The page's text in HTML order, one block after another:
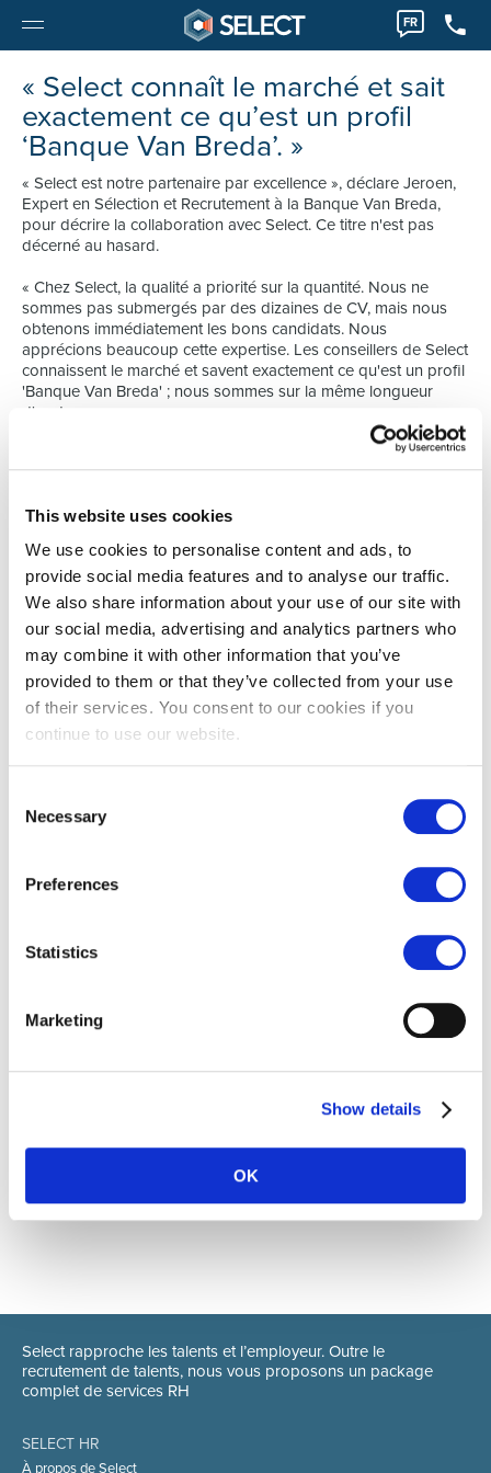
This website uses cookies
We use cookies to personalise content and ads, to
provide social media features and to analyse our traffic.
We also share information about your use of our site with
our social media, advertising and analytics partners who
may combine it with other information that you’ve
provided to them or that they’ve collected from your use
of their services. You consent to our cookies if you
continue to use our website.
Selection
Necessary
Preferences
Statistics
Marketing
Show details
OK
FR
« Select connaît le marché et sait
exactement ce qu’est un profil
‘Banque Van Breda’. »
« Select est notre partenaire par excellence », déclare Jeroen,
Expert en Sélection et Recrutement à la Banque Van Breda,
pour décrire la collaboration avec Select. Ce titre n'est pas
décerné au hasard.
« Chez Select, la qualité a priorité sur la quantité. Nous ne
sommes pas submergés par des dizaines de CV, mais nous
obtenons immédiatement les bons candidats. Nous
apprécions beaucoup cette expertise. Les conseillers de Select
connaissent le marché et savent exactement ce qu'est un profil
'Banque Van Breda' ; nous sommes sur la même longueur
d'onde. »
« Ceci n'est possible que grâce à un feed-back continu.
mise à jour. Notre communication est très ouverte et
lacunes ? Je peux immédiatement me renseigner. Et à l'inverse,
nous communiquons aussi nos commentaires sur les
candidats. » Cette ouverture est pour Esther un facteur
important. « Si nous recevons des postes vacants de Banque
Van Breda, je peux poser toutes mes questions à Jeroen. De
cette façon, nous pouvons toujours trouver la correspondance
parfaite. »
Pourquoi Select est-elle le partenaire par excellence de
Banque Van Breda ?
fournissent un travail de qualité et ont l'expertise requise. C'est
pourquoi Select est notre partenaire par excellence. »
Select rapproche les talents et l’employeur. Outre le
recrutement de talents, nous vous proposons un package
complet de services RH
SELECT HR
À propos de Select